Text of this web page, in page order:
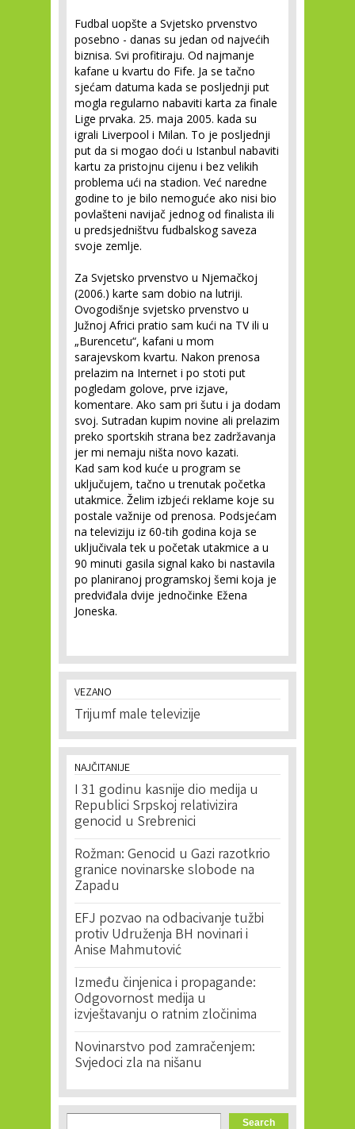
Fudbal uopšte a Svjetsko prvenstvo
posebno - danas su jedan od najvećih
biznisa. Svi profitiraju. Od najmanje
kafane u kvartu do Fife. Ja se tačno
sjećam datuma kada se posljednji put
mogla regularno nabaviti karta za finale
Lige prvaka. 25. maja 2005. kada su
igrali Liverpool i Milan. To je posljednji
put da si mogao doći u Istanbul nabaviti
kartu za pristojnu cijenu i bez velikih
problema ući na stadion. Već naredne
godine to je bilo nemoguće ako nisi bio
povlašteni navijač jednog od finalista ili
u predsjedništvu fudbalskog saveza
svoje zemlje.
Za Svjetsko prvenstvo u Njemačkoj
(2006.) karte sam dobio na lutriji.
Ovogodišnje svjetsko prvenstvo u
Južnoj Africi pratio sam kući na TV ili u
„Burencetu“, kafani u mom
sarajevskom kvartu. Nakon prenosa
prelazim na Internet i po stoti put
pogledam golove, prve izjave,
komentare. Ako sam pri šutu i ja dodam
svoj. Sutradan kupim novine ali prelazim
preko sportskih strana bez zadržavanja
jer mi nemaju ništa novo kazati.
Kad sam kod kuće u program se
uključujem, tačno u trenutak početka
utakmice. Želim izbjeći reklame koje su
postale važnije od prenosa. Podsjećam
na televiziju iz 60-tih godina koja se
uključivala tek u početak utakmice a u
90 minuti gasila signal kako bi nastavila
po planiranoj programskoj šemi koja je
predviđala dvije jednočinke Ežena
Joneska.
VEZANO
Trijumf male televizije
NAJČITANIJE
I 31 godinu kasnije dio medija u
Republici Srpskoj relativizira
genocid u Srebrenici
Rožman: Genocid u Gazi razotkrio
granice novinarske slobode na
Zapadu
EFJ pozvao na odbacivanje tužbi
protiv Udruženja BH novinari i
Anise Mahmutović
Između činjenica i propagande:
Odgovornost medija u
izvještavanju o ratnim zločinima
Novinarstvo pod zamračenjem:
Svjedoci zla na nišanu
Search